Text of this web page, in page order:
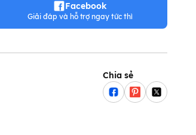
Facebook
Giải đáp và hỗ trợ ngay tức thì
Chia sẻ